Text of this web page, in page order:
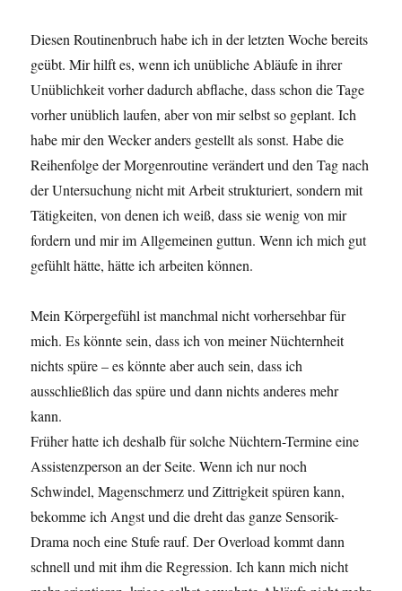
Diesen Routinenbruch habe ich in der letzten Woche bereits
geübt. Mir hilft es, wenn ich unübliche Abläufe in ihrer
Unüblichkeit vorher dadurch abflache, dass schon die Tage
vorher unüblich laufen, aber von mir selbst so geplant. Ich
habe mir den Wecker anders gestellt als sonst. Habe die
Reihenfolge der Morgenroutine verändert und den Tag nach
der Untersuchung nicht mit Arbeit strukturiert, sondern mit
Tätigkeiten, von denen ich weiß, dass sie wenig von mir
fordern und mir im Allgemeinen guttun. Wenn ich mich gut
gefühlt hätte, hätte ich arbeiten können.
Mein Körpergefühl ist manchmal nicht vorhersehbar für
mich. Es könnte sein, dass ich von meiner Nüchternheit
nichts spüre – es könnte aber auch sein, dass ich
ausschließlich das spüre und dann nichts anderes mehr
kann.
Früher hatte ich deshalb für solche Nüchtern-Termine eine
Assistenzperson an der Seite. Wenn ich nur noch
Schwindel, Magenschmerz und Zittrigkeit spüren kann,
bekomme ich Angst und die dreht das ganze Sensorik-
Drama noch eine Stufe rauf. Der Overload kommt dann
schnell und mit ihm die Regression. Ich kann mich nicht